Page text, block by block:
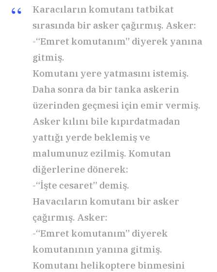
Karacıların komutanı tatbikat
sırasında bir asker çağırmış. Asker:
-“Emret komutanım” diyerek yanına
gitmiş.
Komutanı yere yatmasını istemiş.
Daha sonra da bir tanka askerin
üzerinden geçmesi için emir vermiş.
Asker kılını bile kıpırdatmadan
yattığı yerde beklemiş ve
malumunuz ezilmiş. Komutan
diğerlerine dönerek:
-“İşte cesaret” demiş.
Havacıların komutanı bir asker
çağırmış. Asker:
-“Emret komutanım” diyerek
komutanının yanına gitmiş.
Komutanı helikoptere binmesini